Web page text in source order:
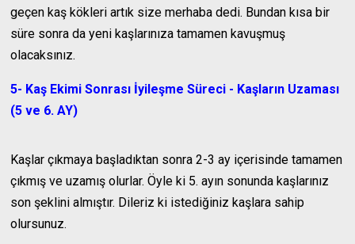
geçen kaş kökleri artık size merhaba dedi. Bundan kısa bir
süre sonra da yeni kaşlarınıza tamamen kavuşmuş
olacaksınız.
5- Kaş Ekimi Sonrası İyileşme Süreci - Kaşların Uzaması
(5 ve 6. AY)
Kaşlar çıkmaya başladıktan sonra 2-3 ay içerisinde tamamen
çıkmış ve uzamış olurlar. Öyle ki 5. ayın sonunda kaşlarınız
son şeklini almıştır. Dileriz ki istediğiniz kaşlara sahip
olursunuz.